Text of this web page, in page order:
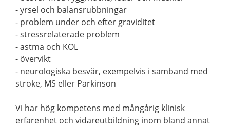
- yrsel och balansrubbningar
- problem under och efter graviditet
- stressrelaterade problem
- astma och KOL
- övervikt
- neurologiska besvär, exempelvis i samband med
stroke, MS eller Parkinson
Vi har hög kompetens med mångårig klinisk
erfarenhet och vidareutbildning inom bland annat